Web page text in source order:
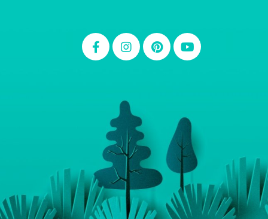
Carla Eschberger
Carol Pessoa
Ju Mirthes